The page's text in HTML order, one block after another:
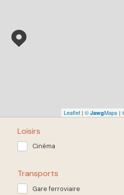
Leaflet | © JawgMaps |
Loisirs
Cinéma
Transports
Gare ferroviaire